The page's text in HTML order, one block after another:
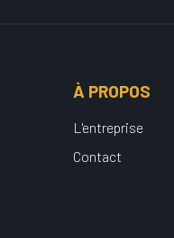
À PROPOS
L'entreprise
Contact